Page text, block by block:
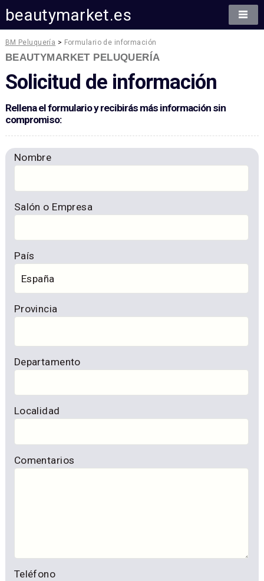
beautymarket.es
BM Peluquería > Formulario de información
BEAUTYMARKET PELUQUERÍA
Solicitud de información
Rellena el formulario y recibirás más información sin
compromiso:
Nombre
Salón o Empresa
País
Provincia
Departamento
Localidad
Comentarios
Teléfono